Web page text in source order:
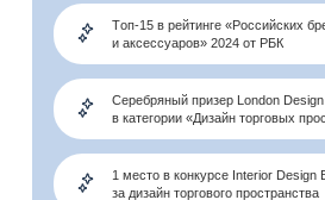
Tоп-15 в рейтинге «Российских
и аксессуаров» 2024 от РБК
Серебряный призер London
в категории «Дизайн торговых
1 место в конкурсе Interior Design
за дизайн торгового пространства